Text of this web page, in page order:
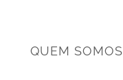
QUEM SOMOS